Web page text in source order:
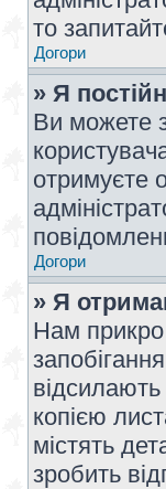
то
Догори
» Я
Ви можете
отримуєте
Догори
» Я
Нам
копією
містять
зробить